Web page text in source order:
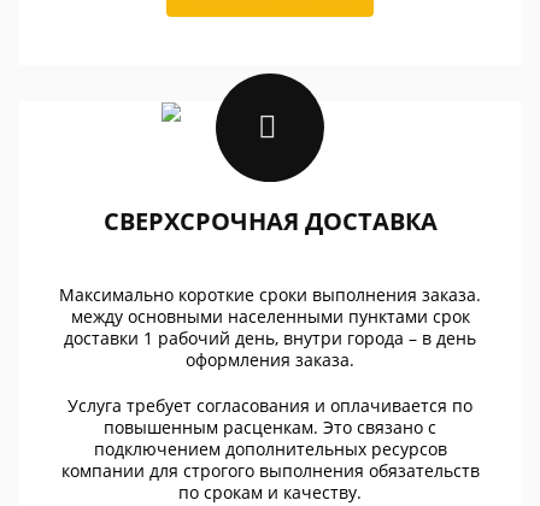
СВЕРХСРОЧНАЯ ДОСТАВКА
Максимально короткие сроки выполнения заказа.
между основными населенными пунктами срок
доставки 1 рабочий день, внутри города – в день
оформления заказа.
Услуга требует согласования и оплачивается по
повышенным расценкам. Это связано с
подключением дополнительных ресурсов
компании для строгого выполнения обязательств
по срокам и качеству.